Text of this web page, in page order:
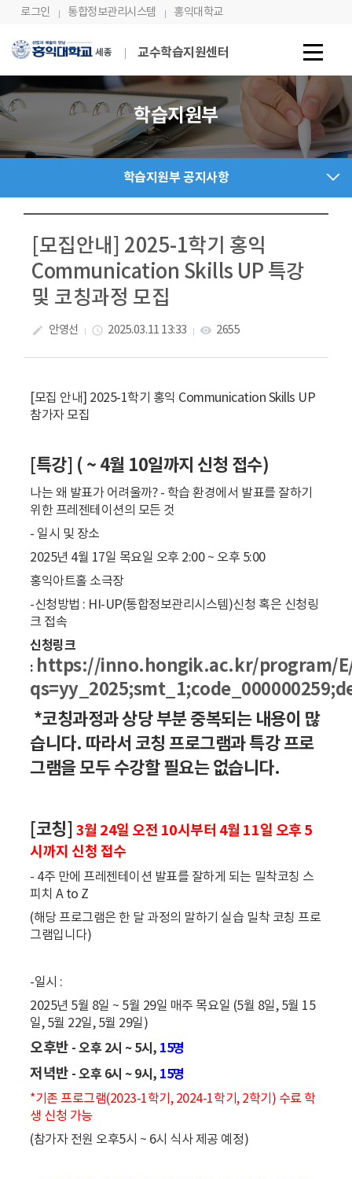
Skip Menu
로그인 통합정보관리시스템 홍익대학교
교수학습지원센터
학습지원부
학습지원부 공지사항
[모집안내] 2025-1학기 홍익
Communication Skills UP 특강
및 코칭과정 모집
create 안영선 access_time 2025.03.11 13:33 visibility 2655
[모집 안내] 2025-1학기 홍익 Communication Skills UP
참가자 모집
[특강] ( ~ 4월 10일까지 신청 접수)
나는 왜 발표가 어려울까? - 학습 환경에서 발표를 잘하기
위한 프레젠테이션의 모든 것
- 일시 및 장소
2025년 4월 17일 목요일 오후 2:00 ~ 오후 5:00
홍익아트홀 소극장
-신청방법 : HI-UP(통합정보관리시스템)신청 혹은 신청링
크 접속
신청링크
: https://inno.hongik.ac.kr/program/E/
*코칭과정과 상당 부분 중복되는 내용이 많
습니다. 따라서 코칭 프로그램과 특강 프로
그램을 모두 수강할 필요는 없습니다.
[코칭]
3월 24일 오전 10시부터 4월 11일 오후 5
시까지 신청 접수
- 4주 만에 프레젠테이션 발표를 잘하게 되는 밀착코칭 스
피치 A to Z
(해당 프로그램은 한 달 과정의 말하기 실습 밀착 코칭 프로
그램입니다)
-일시 :
2025년 5월 8일 ~ 5월 29일 매주 목요일 (5월 8일, 5월 15
일, 5월 22일, 5월 29일)
오후반 - 오후 2시 ~ 5시, 15명
저녁반 - 오후 6시 ~ 9시, 15명
*기존 프로그램(2023-1학기, 2024-1학기, 2학기) 수료 학
생 신청 가능
(참가자 전원 오후5시 ~ 6시 식사 제공 예정)